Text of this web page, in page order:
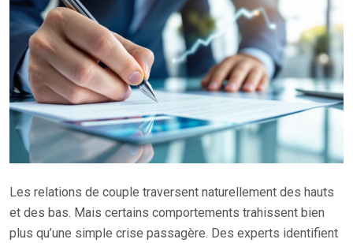
Les relations de couple traversent naturellement des hauts
et des bas. Mais certains comportements trahissent bien
plus qu’une simple crise passagère. Des experts identifient